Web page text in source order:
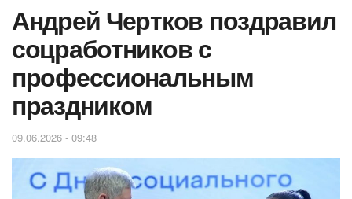
Андрей Чертков поздравил
соцработников с
профессиональным
праздником
09.06.2026 - 09:48